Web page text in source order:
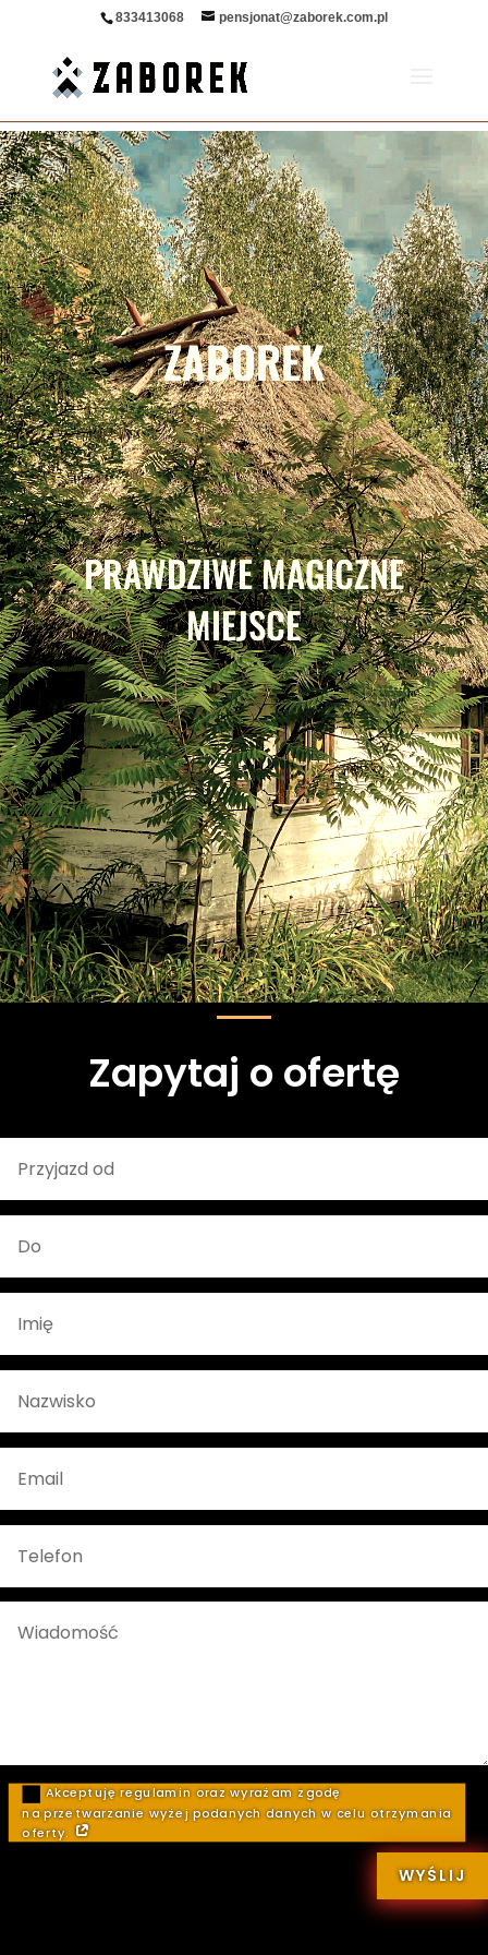
833413068 pensjonat@zaborek.com.pl
ZABOREK
PRAWDZIWE MAGICZNE
MIEJSCE
Zapytaj o ofertę
Akceptuję regulamin oraz wyrażam zgodę
na przetwarzanie wyżej podanych danych w celu otrzymania
oferty.
WYŚLIJ